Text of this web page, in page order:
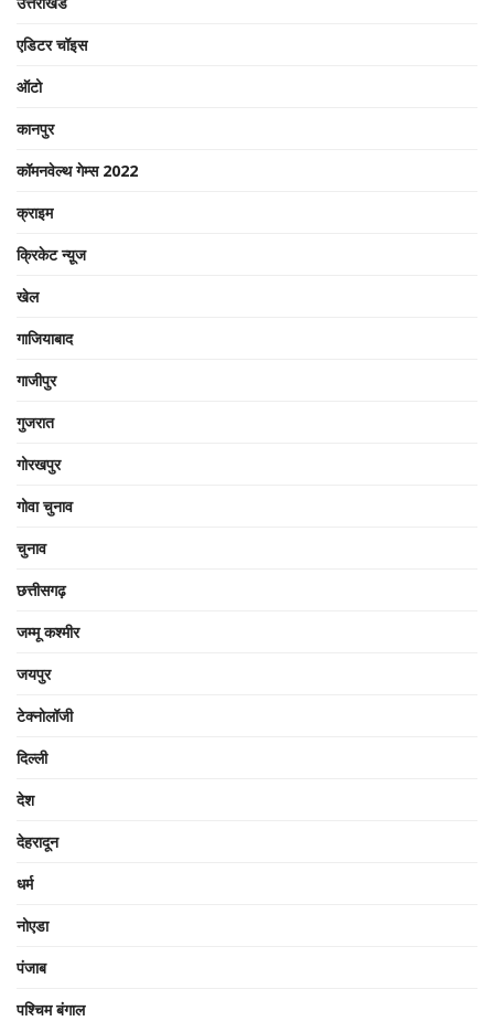
एडिटर चॉइस
ऑटो
कानपुर
कॉमनवेल्थ गेम्स 2022
क्राइम
क्रिकेट न्यू़ज
खेल
गाजियाबाद
गाजीपुर
गुजरात
गोरखपुर
गोवा चुनाव
चुनाव
छत्तीसगढ़
जम्मू कश्मीर
जयपुर
टेक्नोलॉजी
दिल्ली
देश
देहरादून
धर्म
नोएडा
पंजाब
पश्चिम बंगाल